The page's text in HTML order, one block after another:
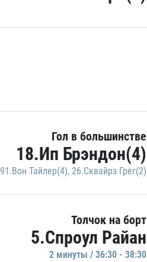
Гол в большинстве
18.Ип Брэндон(4)
91.Вон Тайлер(4), 26.Сквайрз Грег(2)
Толчок на борт
5.Спроул Райан
2 минуты / 36:30 - 38:30